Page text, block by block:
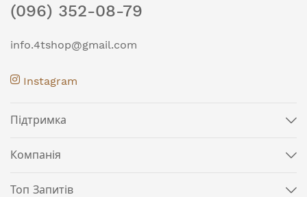
(096) 352-08-79
info.4tshop@gmail.com
Instagram
Підтримка
Компанія
Топ Запитів